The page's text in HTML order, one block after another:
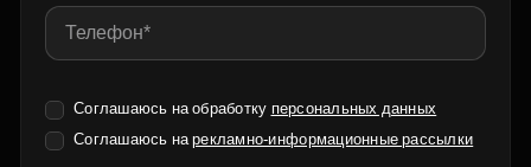
Соглашаюсь на обработку персональных данных
Соглашаюсь нарекламно-информационные рассылки